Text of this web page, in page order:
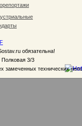
обязательна!
Полковая 3/3
замеченных технических